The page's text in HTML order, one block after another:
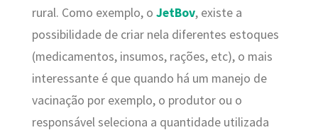
rural. Como exemplo, o JetBov, existe a
possibilidade de criar nela diferentes estoques
(medicamentos, insumos, rações, etc), o mais
interessante é que quando há um manejo de
vacinação por exemplo, o produtor ou o
responsável seleciona a quantidade utilizada